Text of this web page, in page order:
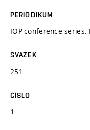
PERIODIKUM
IOP conference
SVAZEK
251
ČÍSLO
1